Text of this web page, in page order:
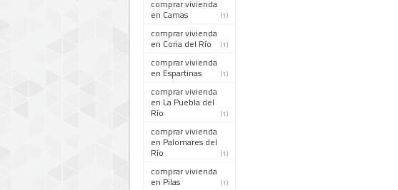
comprar vivienda
en Camas (1)
comprar vivienda
en Coria del Río (1)
comprar vivienda
en Espartinas (1)
comprar vivienda
en La Puebla del
Río (1)
comprar vivienda
en Palomares del
Río (1)
comprar vivienda
en Pilas (1)